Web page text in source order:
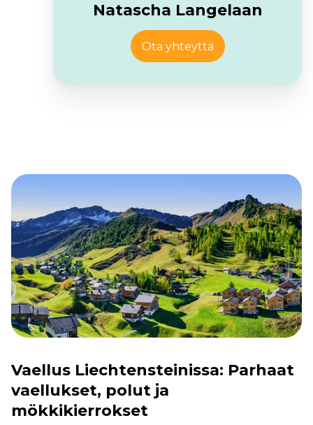
Natascha Langelaan
Ota yhteyttä
Vaellus Liechtensteinissa: Parhaat
vaellukset, polut ja
mökkikierrokset